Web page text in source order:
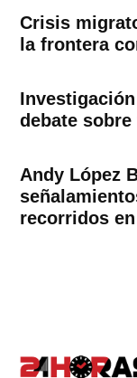
Crisis
la frontera
debate
Andy López
recorridos